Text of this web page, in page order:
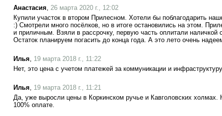
Анастасия, 26 марта 2020 г., 12:02
Купили участок в втором Прилесном. Хотели бы поблагодарить
:) Смотрели много посёлков, но в итоге остановились на этом.
и приличным. Взяли в рассрочку, первую часть оплитали наличкой
Остаток планируем погасить до конца года. А это лето очень
Илья, 19 марта 2018 г., 11:22
Нет, это цена с учетом платежей за коммуникации и инфраструктуру
Илья, 19 марта 2018 г., 11:21
Да, уже выросли цены в Коркинском ручье и Кавголовских холмах.
100% оплате.